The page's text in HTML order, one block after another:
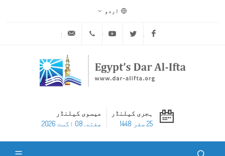
اردو
Facebook
Twitter
Youtube
ہجری کیلنڈر
25 صفر 1448
عیسوی کیلنڈر
هفته, 08 اگست 2026